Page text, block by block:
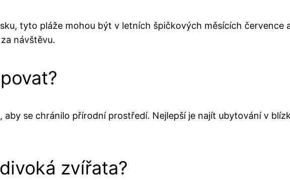
tyto pláže mohou být v letních špičkových měsících července
návštěvu.
se chránilo přírodní prostředí. Nejlepší je najít ubytování v
zvířata?